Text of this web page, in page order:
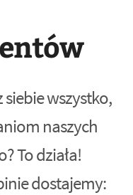
wszystko,
naszych
To działa!
dostajemy: